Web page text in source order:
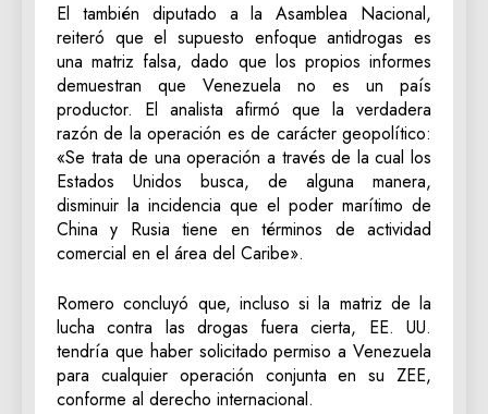
El también diputado a la Asamblea Nacional,
reiteró que el supuesto enfoque antidrogas es
una matriz falsa, dado que los propios informes
demuestran que Venezuela no es un país
productor. El analista afirmó que la verdadera
razón de la operación es de carácter geopolítico:
«Se trata de una operación a través de la cual los
Estados Unidos busca, de alguna manera,
disminuir la incidencia que el poder marítimo de
China y Rusia tiene en términos de actividad
comercial en el área del Caribe».
Romero concluyó que, incluso si la matriz de la
lucha contra las drogas fuera cierta, EE. UU.
tendría que haber solicitado permiso a Venezuela
para cualquier operación conjunta en su ZEE,
conforme al derecho internacional.